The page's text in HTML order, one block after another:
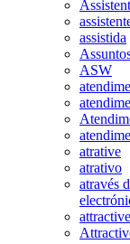
assistida
ASW
atrative
atrativo
através